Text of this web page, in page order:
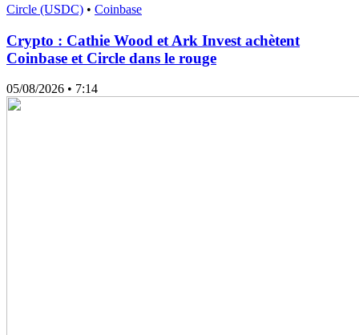
Circle (USDC) • Coinbase
Crypto : Cathie Wood et Ark Invest achètent
Coinbase et Circle dans le rouge
05/08/2026 • 7:14